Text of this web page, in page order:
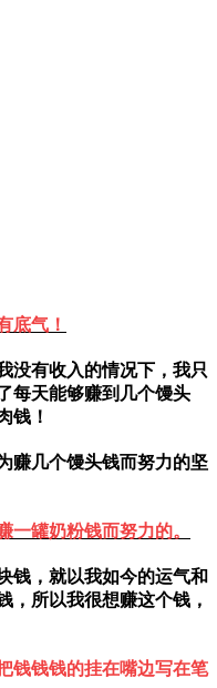
底气！
没有收入的情况下，我只
每天能够赚到几个馒头
钱！
赚几个馒头钱而努力的坚
一罐奶粉钱而努力的。
钱，就以我如今的运气和
，所以我很想赚这个钱，
钱钱钱的挂在嘴边写在笔